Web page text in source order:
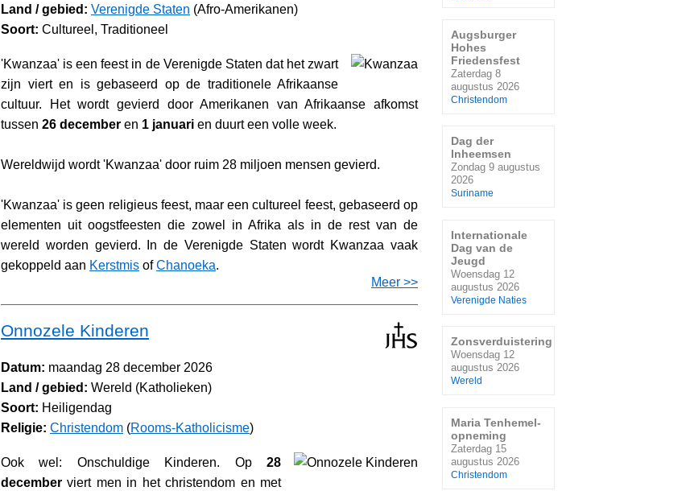
Land / gebied: Verenigde Staten (Afro-Amerikanen)
Soort: Cultureel, Traditioneel
'Kwanzaa' is een feest in de Verenigde Staten dat het zwart
zijn viert en is gebaseerd op de traditionele Afrikaanse
cultuur. Het wordt gevierd door Amerikanen van Afrikaanse afkomst
tussen 26 december en 1 januari en duurt een volle week.
Wereldwijd wordt 'Kwanzaa' door ruim 28 miljoen mensen gevierd.
'Kwanzaa' is geen religieus feest, maar een cultureel feest, gebaseerd op
elementen uit oogstfeesten die zowel in Afrika als in de rest van de
wereld worden gevierd. In de Verenigde Staten wordt Kwanzaa vaak
gekoppeld aan Kerstmis ofChanoeka.
Meer >>
Onnozele Kinderen
Datum: maandag 28 december 2026
Land / gebied: Wereld (Katholieken)
Soort: Heiligendag
Religie: Christendom (Rooms-Katholicisme)
Ook wel: Onschuldige Kinderen. Op 28
december viert men in het christendom en met
Augsburger
Hohes
Friedensfest
Zaterdag 8
augustus 2026
Christendom
Dag der
Inheemsen
Zondag 9 augustus
2026
Suriname
Internationale
Dag van de
Jeugd
Woensdag 12
augustus 2026
Verenigde Naties
Zonsverduistering
Woensdag 12
augustus 2026
Wereld
Maria Tenhemel-
opneming
Zaterdag 15
augustus 2026
Christendom